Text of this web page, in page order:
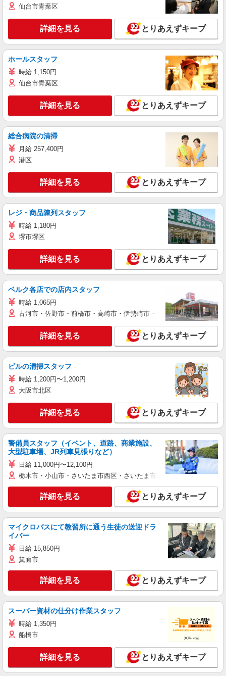
仙台市青葉区
詳細を見る とりあえずキープ
ホールスタッフ
時給 1,150円
仙台市青葉区
詳細を見る とりあえずキープ
総合病院の清掃
月給 257,400円
港区
詳細を見る とりあえずキープ
レジ・商品陳列スタッフ
時給 1,180円
堺市堺区
詳細を見る とりあえずキープ
ベルク各店での店内スタッフ
時給 1,065円
古河市・佐野市・前橋市・高崎市・伊勢崎市・太田市・館林市・藤
詳細を見る とりあえずキープ
ビルの清掃スタッフ
時給 1,200円〜1,200円
大阪市北区
詳細を見る とりあえずキープ
警備員スタッフ（イベント、道路、商業施設、
大型駐車場、JR列車見張りなど）
日給 11,000円〜12,100円
栃木市・小山市・さいたま市西区・さいたま市岩槻区・久喜市・蓮田
詳細を見る とりあえずキープ
マイクロバスにて教習所に通う生徒の送迎ドラ
イバー
日給 15,850円
箕面市
詳細を見る とりあえずキープ
スーパー資材の仕分け作業スタッフ
時給 1,350円
船橋市
詳細を見る とりあえずキープ